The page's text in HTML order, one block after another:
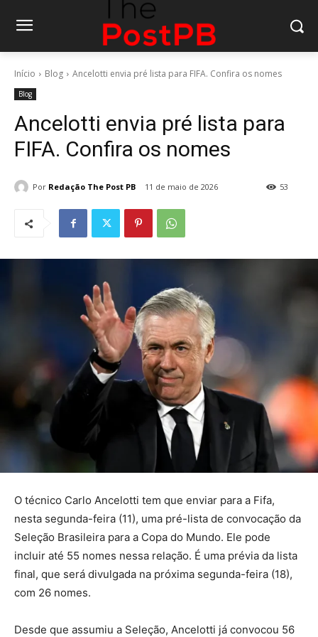
Início Blog Ancelotti envia pré lista para FIFA. Confira os nomes
Blog
Ancelotti envia pré lista para
FIFA. Confira os nomes
Por Redação The Post PB 11 de maio de 2026 53
O técnico Carlo Ancelotti tem que enviar para a Fifa,
nesta segunda-feira (11), uma pré-lista de convocação da
Seleção Brasileira para a Copa do Mundo. Ele pode
incluir até 55 nomes nessa relação. É uma prévia da lista
final, que será divulgada na próxima segunda-feira (18),
com 26 nomes.
Desde que assumiu a Seleção, Ancelotti já convocou 56